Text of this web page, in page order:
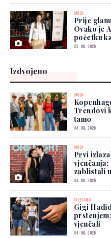
MODA
Prije
Ovako je
početku
03. 08. 2026.
Izdvojeno
MODA
Trendovi
tamo
04. 08. 2026.
MODA
Prvi
zablistali
04. 08. 2026.
VJENČANJA
Gigi
vjenčali
04. 08. 2026.